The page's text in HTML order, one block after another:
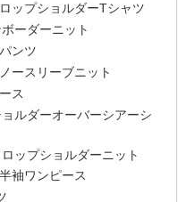
ップショルダーTシャツ
ーダーニット
ンツ
ースリーブニット
ス
ルダーオーバーシアーシ
ップショルダーニット
袖ワンピース